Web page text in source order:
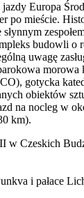
Europa
po mieście.
budowli o
uwagę
gotycka
obiektów
na nocleg w
km).
i pałace